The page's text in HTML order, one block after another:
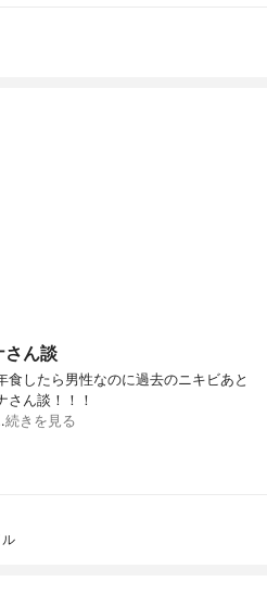
さん談
したら男性なのに過去のニキビあと
さん談！！！
続きを見る